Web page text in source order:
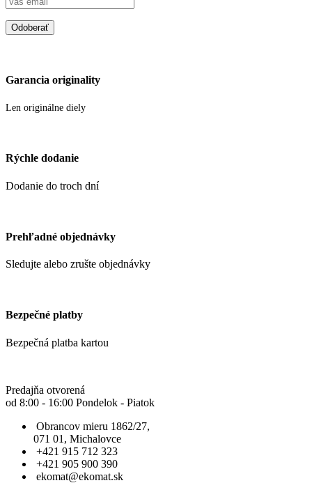
Garancia originality
Len originálne diely
Rýchle dodanie
Dodanie do troch dní
Prehľadné objednávky
Sledujte alebo zrušte objednávky
Bezpečné platby
Bezpečná platba kartou
Predajňa otvorená
od 8:00 - 16:00 Pondelok - Piatok
Obrancov mieru 1862/27,
071 01, Michalovce
+421 915 712 323
+421 905 900 390
ekomat@ekomat.sk